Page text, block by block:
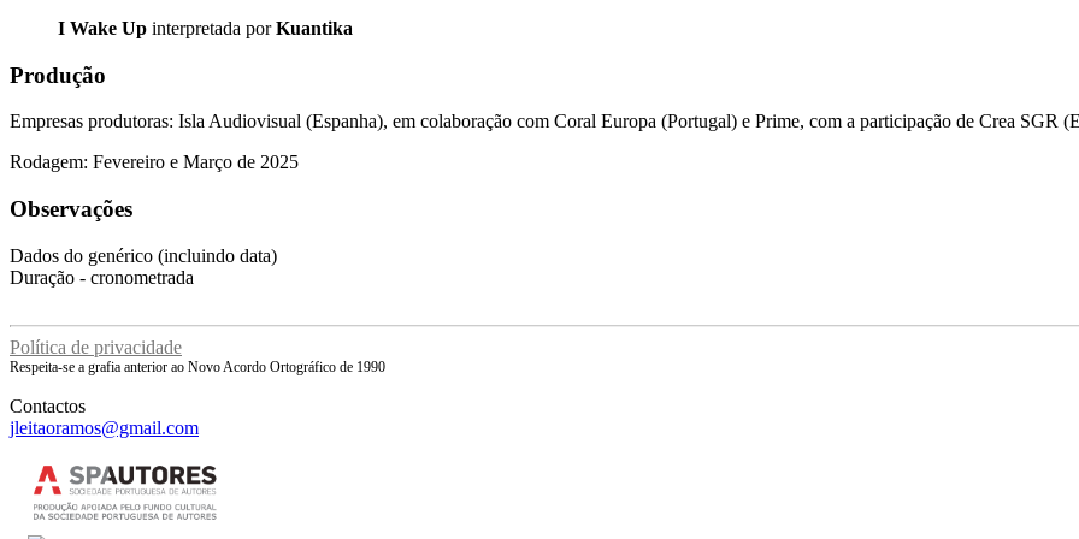
I Wake Up interpretada porKuantika
Produção
Empresas produtoras: Isla Audiovisual (Espanha), em colaboração com Coral Europa (Portugal) e Prime, com a participação de Crea SGR
Rodagem: Fevereiro e Março de 2025
Observações
Dados do genérico (incluindo data)
Duração - cronometrada
Política de privacidade
Respeita-se a grafia anterior ao Novo Acordo Ortográfico de 1990
Contactos
jleitaoramos@gmail.com